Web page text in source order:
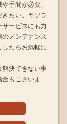
手間が必要。
たい。キソラ
ービスにも力
のメンテナンス
したらお気軽に
決できない事
もございま